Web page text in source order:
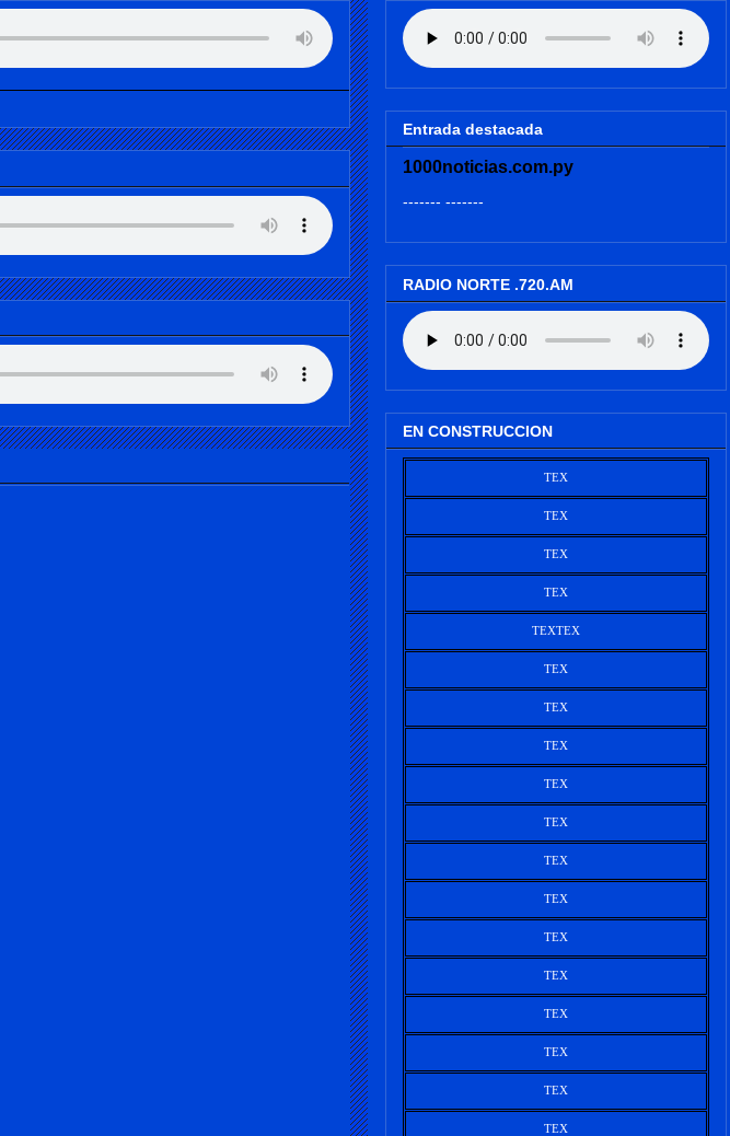
Entrada destacada
1000noticias.com.py
------- -------
RADIO NORTE .720.AM
EN CONSTRUCCION
TEX
TEX
TEX
TEX
TEXTEX
TEX
TEX
TEX
TEX
TEX
TEX
TEX
TEX
TEX
TEX
TEX
TEX
TEX